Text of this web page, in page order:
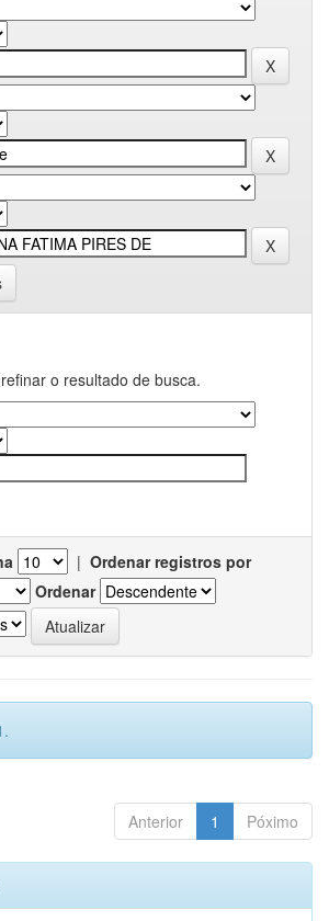
o resultado de busca.
| Ordenar registros por
Ordenar
Anterior 1 Póximo